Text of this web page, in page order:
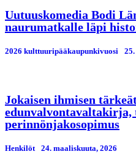
Uutuuskomedia Bodi
naurumatkalle läpi
2026 kulttuuripääkaupunkivuosi
Jokaisen ihmisen
edunvalvontavaltakirja,
perinnönjakosopimus
Henkilöt 24. maaliskuuta, 2026